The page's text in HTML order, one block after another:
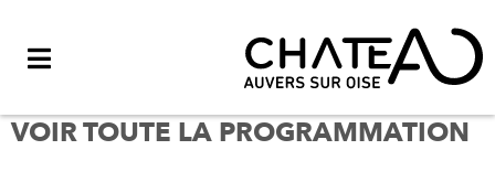
VOIR TOUTE LA PROGRAMMATION